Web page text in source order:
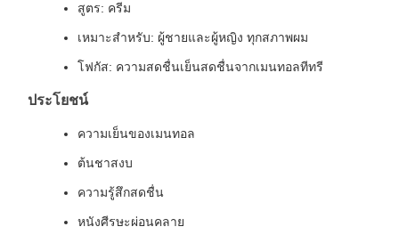
สูตร: ครีม
เหมาะสำหรับ: ผู้ชายและผู้หญิง ทุกสภาพผม
โฟกัส: ความสดชื่นเย็นสดชื่นจากเมนทอลทีทรี
ประโยชน์
ความเย็นของเมนทอล
ต้นชาสงบ
ความรู้สึกสดชื่น
หนังศีรษะผ่อนคลาย